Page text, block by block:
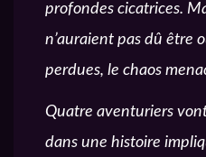
profondes cicatrices.
n’auraient pas dû être
perdues, le chaos
Quatre aventuriers
dans une histoire